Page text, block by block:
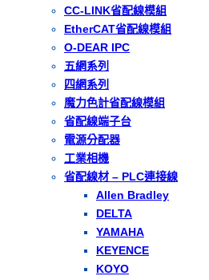
CC-LINK省配線模組
EtherCAT省配線模組
O-DEAR IPC
五網系列
四網系列
魔力色計省配線模組
省配線端子台
電源分配器
工業相機
省配線材 – PLC連接線
Allen Bradley
DELTA
YAMAHA
KEYENCE
KOYO